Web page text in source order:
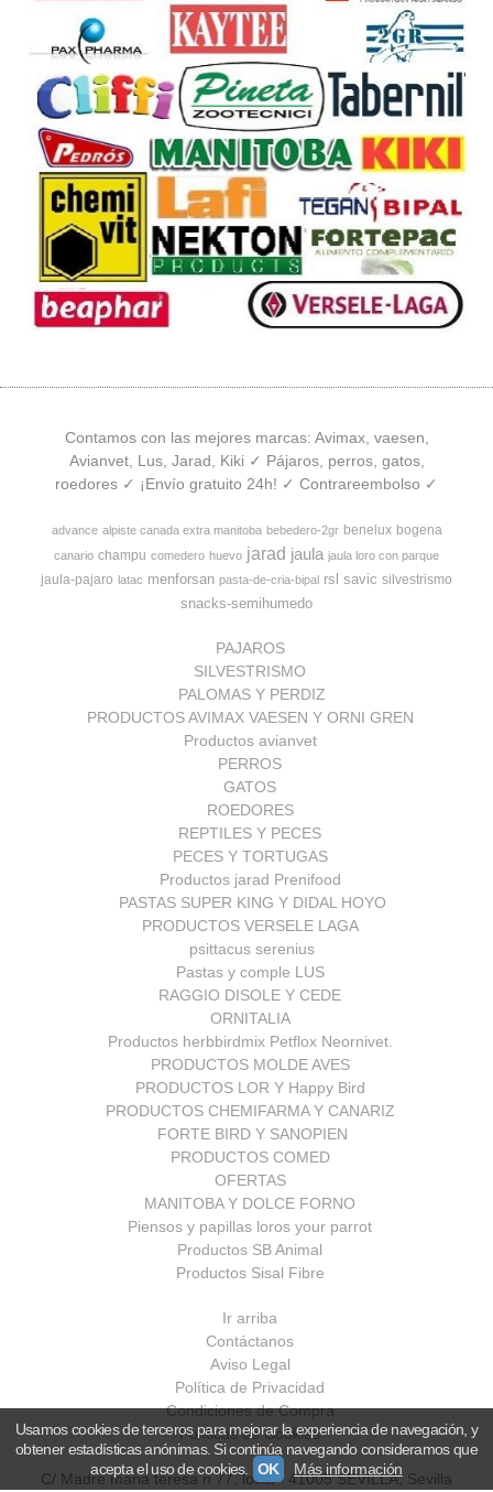
Contamos con las mejores marcas: Avimax, vaesen,
Avianvet, Lus, Jarad, Kiki ✓ Pájaros, perros, gatos,
roedores ✓ ¡Envío gratuito 24h! ✓ Contrareembolso ✓
advance alpiste canada extra manitoba bebedero-2gr benelux bogena
canario champu comedero huevo jarad jaula jaula loro con parque
jaula-pajaro latac menforsan pasta-de-cria-bipal rsl savic silvestrismo
snacks-semihumedo
PAJAROS
SILVESTRISMO
PALOMAS Y PERDIZ
PRODUCTOS AVIMAX VAESEN Y ORNI GREN
Productos avianvet
PERROS
GATOS
ROEDORES
REPTILES Y PECES
PECES Y TORTUGAS
Productos jarad Prenifood
PASTAS SUPER KING Y DIDAL HOYO
PRODUCTOS VERSELE LAGA
psittacus serenius
Pastas y comple LUS
RAGGIO DISOLE Y CEDE
ORNITALIA
Productos herbbirdmix Petflox Neornivet.
PRODUCTOS MOLDE AVES
PRODUCTOS LOR Y Happy Bird
PRODUCTOS CHEMIFARMA Y CANARIZ
FORTE BIRD Y SANOPIEN
PRODUCTOS COMED
OFERTAS
MANITOBA Y DOLCE FORNO
Piensos y papillas loros your parrot
Productos SB Animal
Productos Sisal Fibre
Ir arriba
Contáctanos
Aviso Legal
Política de Privacidad
Condiciones de Compra
Políticas de Cookies
C/ Madre maria teresa n 77, local - 41005 SEVILLA, Sevilla
Usamos cookies de terceros para mejorar la experiencia de navegación, y
obtener estadísticas anónimas. Si continúa navegando consideramos que
acepta el uso de cookies.
OK Más información